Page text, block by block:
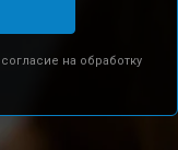
на обработку